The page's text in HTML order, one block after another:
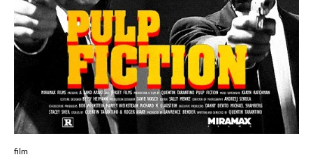
film